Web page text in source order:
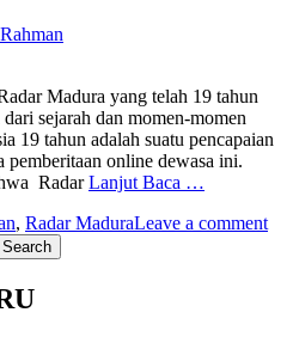
Madura yang telah 19 tahun
sejarah dan momen-momen
19 tahun adalah suatu pencapaian
pemberitaan online dewasa ini.
RadarLanjut Baca …
, Radar MaduraLeave a comment